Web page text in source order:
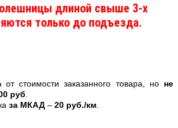
длиной свыше 3-х
только до подъезда.
от стоимости заказанного товара, но не
руб
за МКАД – 20 руб./км